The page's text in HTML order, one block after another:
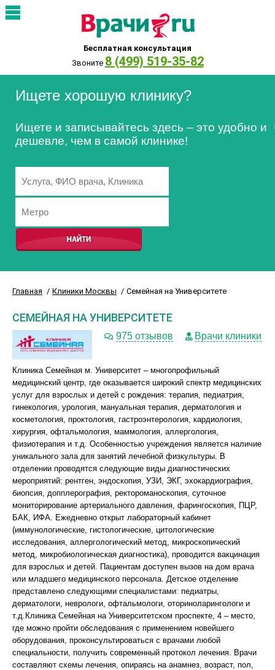
Бесплатная консультация
Звоните 8 (499) 519-35-82
Ищете хорошую клинику?
Ищете и записывайтесь здесь – это удобно и
дешевле, чем в самой клинике!
Главная Клиники Москвы Семейная на Университете
СЕМЕЙНАЯ НА УНИВЕРСИТЕТЕ
975 отзывов Врачи клиники
Клиника Семейная м. Университет – многопрофильный
медицинский центр, где оказывается широкий спектр медицинских
услуг для взрослых и детей с рождения: терапия, педиатрия,
гинекология, урология, мануальная терапия, дерматология и
косметология, проктология, гастроэнтерология, кардиология,
хирургия, офтальмология, маммология, аллергология,
физиотерапия и т.д. Особенностью учреждения является наличие
уникального зала для занятий лечебной физкультуры. В
отделении проводятся следующие виды диагностических
мероприятий: рентген, эндоскопия, УЗИ, ЭКГ, эхокардиография,
биопсия, допплерография, ректороманоскопия, суточное
мониторирование артериального давления, фарингоскопия, ПЦР,
БАК, ИФА. Ежедневно открыт лабораторный кабинет
(иммунологические, гистологические, цитологические
исследования, аллергологический метод, микроскопический
метод, микробиологическая диагностика), проводится вакцинация
для взрослых и детей. Пациентам доступен вызов на дом врача
или младшего медицинского персонала. Детское отделение
представлено следующими специалистами: педиатры,
дерматологи, неврологи, офтальмологи, оториноларингологи и
т.д.Клиника Семейная на Университетском проспекте, 4 – место,
где можно пройти обследования с применением новейшего
оборудования, проконсультироваться с врачами любой
специальности, получить современный протокол лечения. Врачи
составляют схемы лечения, опираясь на анамнез, возраст, пол,